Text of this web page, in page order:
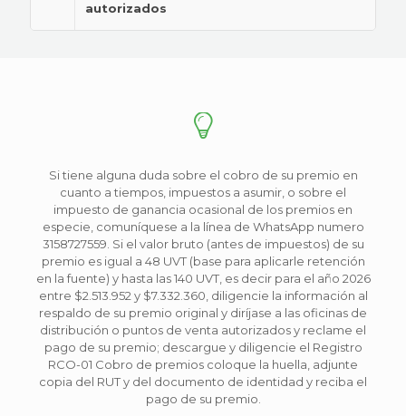
autorizados
Si tiene alguna duda sobre el cobro de su premio en
cuanto a tiempos, impuestos a asumir, o sobre el
impuesto de ganancia ocasional de los premios en
especie, comuníquese a la línea de WhatsApp numero
3158727559. Si el valor bruto (antes de impuestos) de su
premio es igual a 48 UVT (base para aplicarle retención
en la fuente) y hasta las 140 UVT, es decir para el año 2026
entre $2.513.952 y $7.332.360, diligencie la información al
respaldo de su premio original y diríjase a las oficinas de
distribución o puntos de venta autorizados y reclame el
pago de su premio; descargue y diligencie el Registro
RCO-01 Cobro de premios coloque la huella, adjunte
copia del RUT y del documento de identidad y reciba el
pago de su premio.